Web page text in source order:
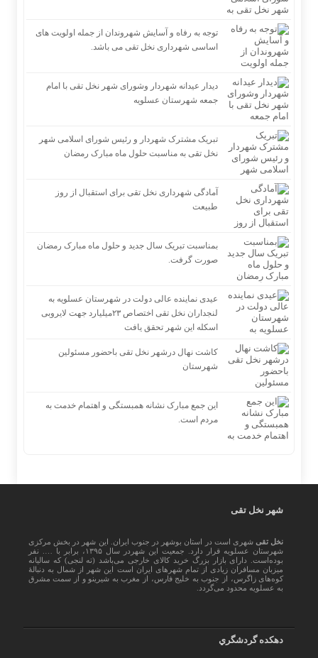
توجه به رفاه و آسایش شهروندان از جمله اولویت های
اساسی شهرداری نخل تقی می باشد.
دیدار عیدانه شهردار وشورای شهر نخل تقی با امام
جمعه شهرستان عسلویه
تبریک مشترک شهردار و رئیس شورای اسلامی شهر
نخل تقی به مناسبت حلول ماه مبارک رمضان
آمادگی شهرداری نخل تقی برای استقبال از روز
طبیعت
بمناسبت تبریک سال جدید و حلول ماه مبارک رمضان
صورت گرفت.
عیدی نماینده عالی دولت در شهرستان عسلویه به
لنجداران نخل تقی اختصاص ۲۳میلیارد جهت لایروبی
اسکله این شهر تحقق یافت
کاشت نهال درشهر نخل تقی باحضور مسئولین
شهرستان
این جمع مبارک نشانه همبستگی و اهتمام خدمت به
مردم است.
شهر نخل تقی
نخل تقی شهری است در استان بوشهر در جنوب ایران. این شهر در بخش مرکزی
شهرستان عسلویه قرار دارد. جمعیت این شهردر سال ۱۳۹۵، برابر با …. نفر
بوده‌است. دارای بازار بزرگ خرید کالای خارجی می‌باشد (ته لنجی) که سالیانه
میزبان مسافران زیادی از تمام شهرهای ایران است اين شهر از شمال به دنبالهٔ
کوه‌های زاگرس، از جنوب به خلیج فارس، از مغرب به شیرینو و از سمت مشرق
به عسلویه محدود می‌گردد.
دهكده گردشگري